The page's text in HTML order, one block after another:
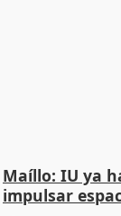
Maíllo: IU ya
impulsar